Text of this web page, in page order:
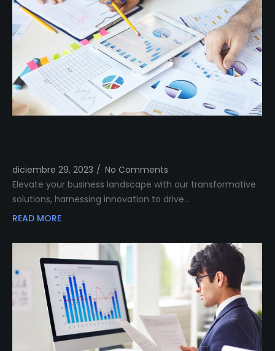
diciembre 29, 2023 / No Comments
Elevate your business landscape with our transformative
solutions, harnessing innovation to drive…
READ MORE